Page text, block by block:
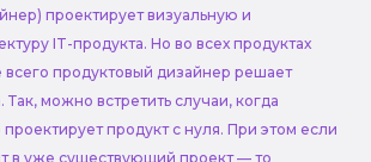
проектирует визуальную и
IT-продукта. Но во всех продуктах
продуктовый дизайнер решает
Так, можно встретить случаи, когда
продукт с нуля. При этом если
в уже существующий проект — то